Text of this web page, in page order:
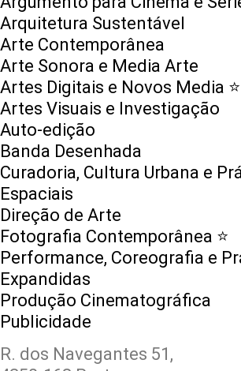
Arquitetura Sustentável
Arte Contemporânea
Arte Sonora e Media Arte
Artes Digitais e Novos Media ⭐️
Artes Visuais e Investigação
Auto-edição
Banda Desenhada
Curadoria, Cultura Urbana e
Espaciais
Direção de Arte
Fotografia Contemporânea ⭐️
Performance, Coreografia e
Expandidas
Produção Cinematográfica
Publicidade
R. dos Navegantes 51,